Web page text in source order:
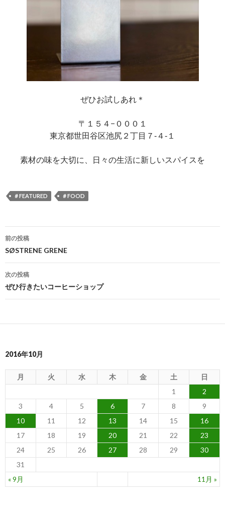
ぜひお試しあれ＊
〒１５４−０００１
東京都世田谷区池尻２丁目７‐４‐１
素材の味を大切に、日々の生活に新しいスパイスを
＃FEATURED ＃FOOD
投
稿
ナ
ゲ
シ
ョ
前の投稿
SØSTRENE GRENE
次の投稿
ぜひ行きたいコーヒーショップ
2016年10月
月 火 水 木 金 土 日
« 9月 11月 »
1
2
3
4 5 6 7 8
9
10
11 12 13 14 15
16
17
18 19 20 21 22
23
24
25 26 27 28 29
30
31